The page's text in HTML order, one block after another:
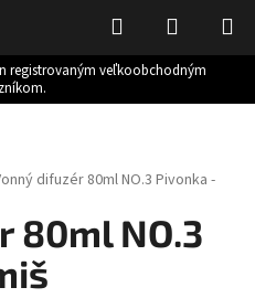
registrovaným veľkoobchodným
Hľadať
KOŠÍK
difuzér 80ml NO.3 Pivonka -
80ml NO.3